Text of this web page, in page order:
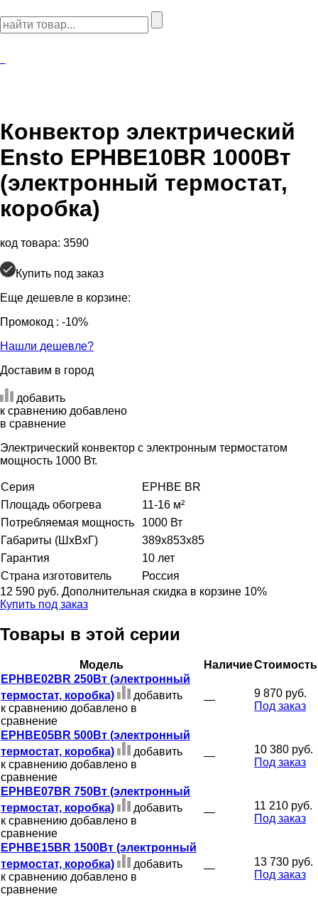
Конвектор электрический
Ensto EPHBE10BR 1000Вт
(электронный термостат,
коробка)
код товара: 3590
Купить под заказ
Еще дешевле в корзине:
Промокод : -10%
Нашли дешевле?
Доставим в город
добавить
к сравнению добавлено
в сравнение
Электрический конвектор с электронным термостатом
мощность 1000 Вт.
Серия
EPHBE BR
Площадь обогрева
11-16 м²
Потребляемая мощность
1000 Вт
Габариты (ШхВхГ)
389x853x85
Гарантия
10 лет
Страна изготовитель
Россия
12 590 руб. Дополнительная скидка в корзине 10%
Купить под заказ
Товары в этой серии
Модель НаличиеСтоимость
EPHBE02BR 250Вт (электронный
термостат, коробка)
добавить
к сравнению добавлено в
сравнение
—
9 870 руб.
Под заказ
EPHBE05BR 500Вт (электронный
термостат, коробка)
добавить
к сравнению добавлено в
сравнение
—
10 380 руб.
Под заказ
EPHBE07BR 750Вт (электронный
термостат, коробка)
добавить
к сравнению добавлено в
сравнение
—
11 210 руб.
Под заказ
EPHBE15BR 1500Вт (электронный
термостат, коробка)
добавить
к сравнению добавлено в
сравнение
—
13 730 руб.
Под заказ